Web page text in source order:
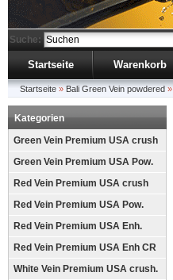
Suche:
Startseite Warenkorb
Startseite » Bali Green Vein powdered »
Kategorien
Green Vein Premium USA crush
Green Vein Premium USA Pow.
Red Vein Premium USA crush
Red Vein Premium USA Pow.
Red Vein Premium USA Enh.
Red Vein Premium USA Enh CR
White Vein Premium USA crush.